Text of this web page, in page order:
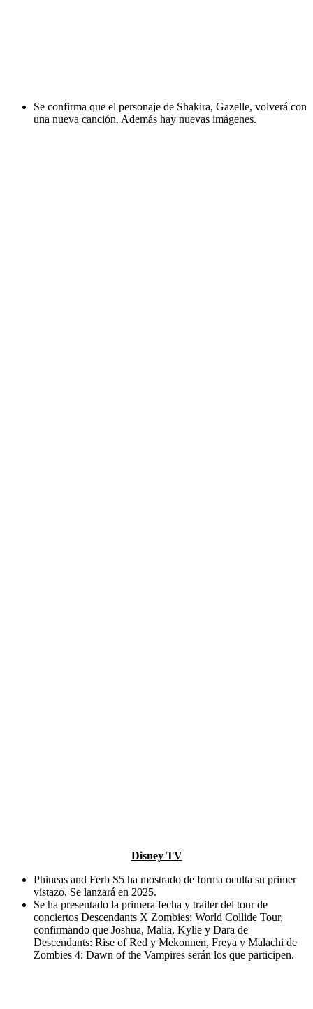
Se confirma que el personaje de Shakira, Gazelle, volverá con
una nueva canción. Además hay nuevas imágenes.
Disney TV
Phineas and Ferb S5 ha mostrado de forma oculta su primer
vistazo. Se lanzará en 2025.
Se ha presentado la primera fecha y trailer del tour de
conciertos Descendants X Zombies: World Collide Tour,
confirmando que Joshua, Malia, Kylie y Dara de
Descendants: Rise of Red y Mekonnen, Freya y Malachi de
Zombies 4: Dawn of the Vampires serán los que participen.